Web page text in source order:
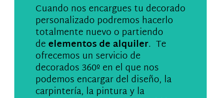
Cuando nos encargues tu decorado
personalizado podremos hacerlo
totalmente nuevo o partiendo
deelementos de alquiler. Te
ofrecemos un servicio de
decorados 360º en el que nos
podemos encargar del diseño, la
carpintería, la pintura y la